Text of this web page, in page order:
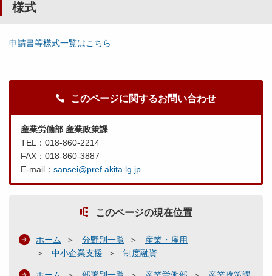
様式
申請書等様式一覧はこちら
このページに関するお問い合わせ
産業労働部 産業政策課
TEL：018-860-2214
FAX：018-860-3887
E-mail： sansei@pref.akita.lg.jp
このページの現在位置
ホーム 分野別一覧
産業・雇用
中小企業支援
制度融資